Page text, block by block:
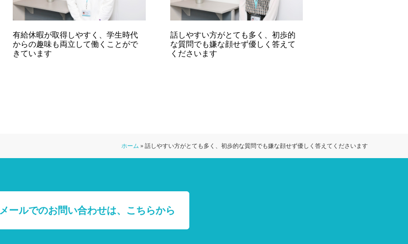
有給休暇が取得しやすく、学生時代
からの趣味も両立して働くことがで
きています
話しやすい方がとても多く、初歩的
な質問でも嫌な顔せず優しく答えて
くださいます
ホーム » 話しやすい方がとても多く、初歩的な質問でも嫌な顔せず優しく答えてくださいます
メールでのお問い合わせは、 こちらから